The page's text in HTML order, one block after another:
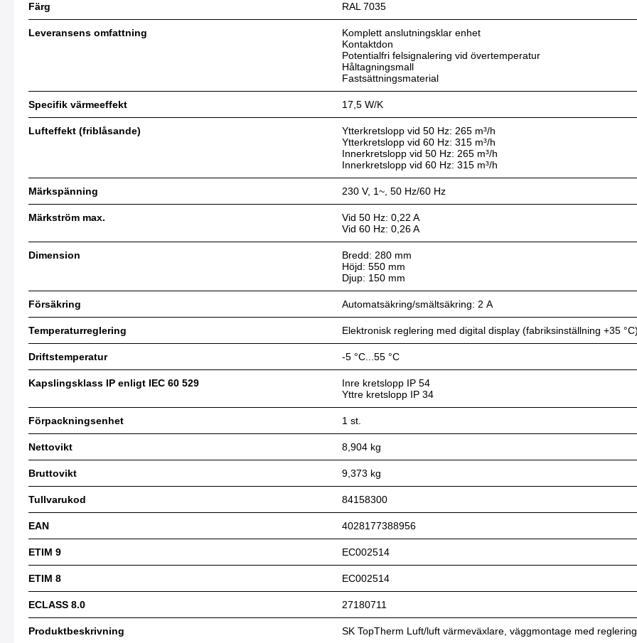
Färg RAL 7035
Leveransens omfattning
Komplett anslutningsklar enhet
Kontaktdon
Potentialfri felsignalering vid övertemperatur
Håltagningsmall
Fastsättningsmaterial
Specifik värmeeffekt 17,5 W/K
Lufteffekt (friblåsande)
Ytterkretslopp vid 50 Hz: 265 m³/h
Ytterkretslopp vid 60 Hz: 315 m³/h
Innerkretslopp vid 50 Hz: 265 m³/h
Innerkretslopp vid 60 Hz: 315 m³/h
Märkspänning 230 V, 1~, 50 Hz/60 Hz
Märkström max.
Vid 50 Hz: 0,22 A
Vid 60 Hz: 0,26 A
Dimension
Bredd: 280 mm
Höjd: 550 mm
Djup: 150 mm
Försäkring Automatsäkring/smältsäkring: 2 A
Temperaturreglering Elektronisk reglering med digital display (fabriksinställning +35
Driftstemperatur -5 °C...55 °C
Kapslingsklass IP enligt IEC 60 529
Inre kretslopp IP 54
Yttre kretslopp IP 34
Förpackningsenhet 1 st.
Nettovikt 8,904 kg
Bruttovikt 9,373 kg
Tullvarukod 84158300
EAN 4028177388956
ETIM 9 EC002514
ETIM 8 EC002514
ECLASS 8.0 27180711
Produktbeskrivning SK TopTherm Luft/luft värmeväxlare, väggmontage med